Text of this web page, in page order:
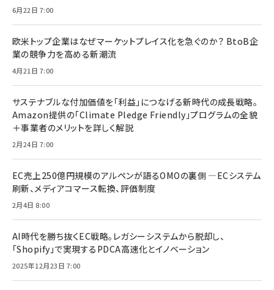
6月22日 7:00
欧米トップ企業はなぜマーケットプレイス化を急ぐのか？ BtoB企
業の競争力を高める新潮流
4月21日 7:00
サステナブルな付加価値を「利益」につなげる新時代の成長戦略。
Amazon提供の「Climate Pledge Friendly」プログラムの全貌
＋事業者のメリットを詳しく解説
2月24日 7:00
EC売上250億円規模のアルペンが語るOMOの裏側 ―ECシステム
刷新、メディアコマース転換、評価制度
2月4日 8:00
AI時代を勝ち抜くEC戦略。レガシーシステムから脱却し、
「Shopify」で実現するPDCA高速化とイノベーション
2025年12月23日 7:00